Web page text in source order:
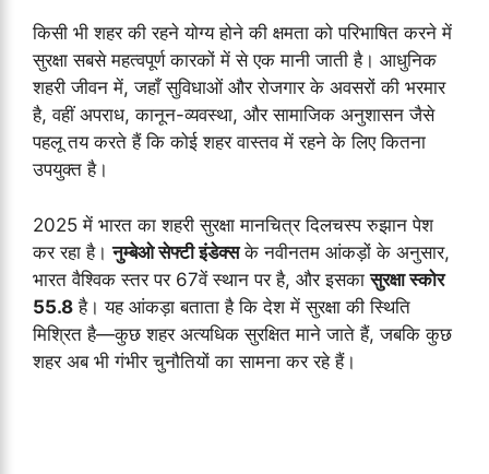
किसी भी शहर की रहने योग्य होने की क्षमता को परिभाषित करने में
सुरक्षा सबसे महत्वपूर्ण कारकों में से एक मानी जाती है। आधुनिक
शहरी जीवन में, जहाँ सुविधाओं और रोजगार के अवसरों की भरमार
है, वहीं अपराध, कानून-व्यवस्था, और सामाजिक अनुशासन जैसे
पहलू तय करते हैं कि कोई शहर वास्तव में रहने के लिए कितना
उपयुक्त है।
2025 में भारत का शहरी सुरक्षा मानचित्र दिलचस्प रुझान पेश
कर रहा है।नुम्बेओ सेफ्टी इंडेक्सके नवीनतम आंकड़ों के अनुसार,
भारत वैश्विक स्तर पर 67वें स्थान पर है, और इसकासुरक्षा स्कोर
55.8 है। यह आंकड़ा बताता है कि देश में सुरक्षा की स्थिति
मिश्रित है—कुछ शहर अत्यधिक सुरक्षित माने जाते हैं, जबकि कुछ
शहर अब भी गंभीर चुनौतियों का सामना कर रहे हैं।